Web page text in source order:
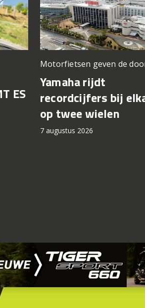
ES
Motorfietsen geven de
Yamaha rijdt
recordcijfers bij
op twee wielen
7 augustus 2026